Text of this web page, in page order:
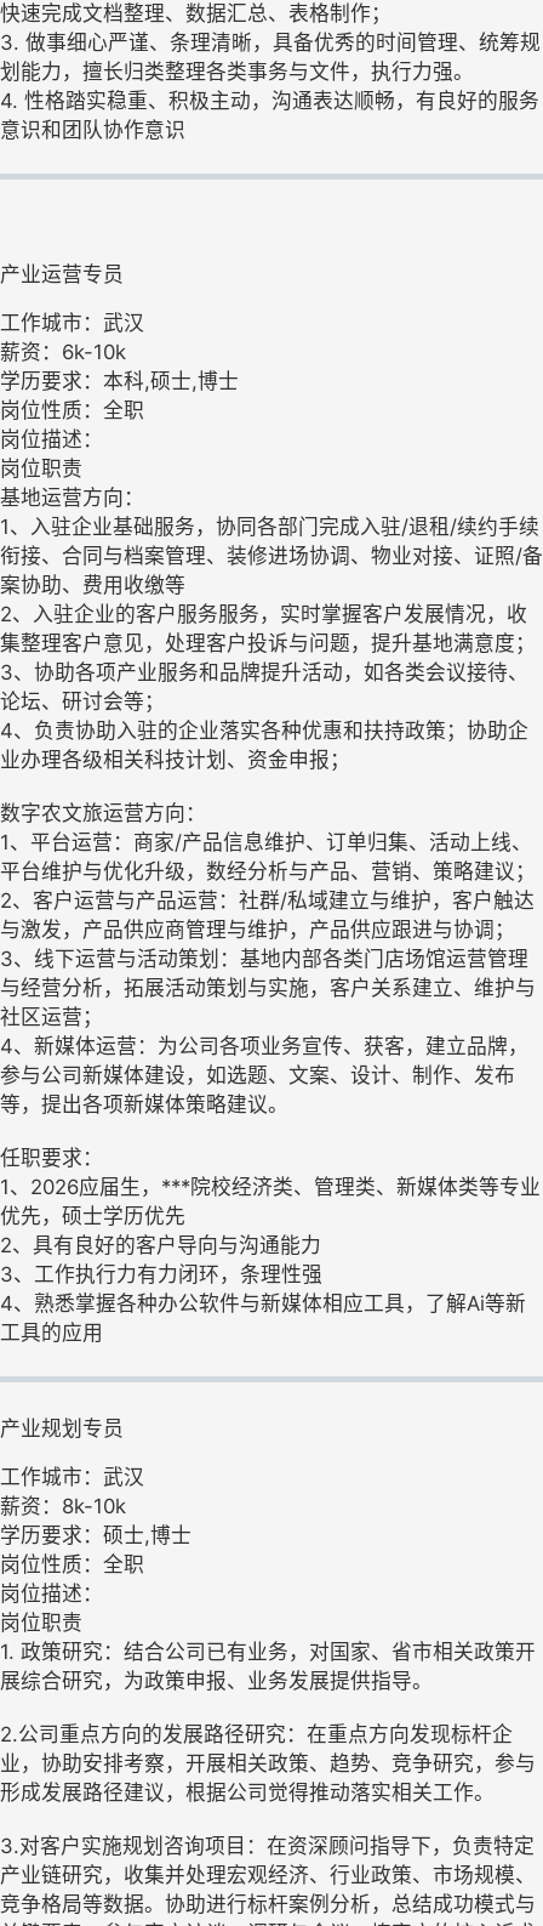
快速完成文档整理、数据汇总、表格制作；
3. 做事细心严谨、条理清晰，具备优秀的时间管理、统筹规
划能力，擅长归类整理各类事务与文件，执行力强。
4. 性格踏实稳重、积极主动，沟通表达顺畅，有良好的服务
意识和团队协作意识
产业运营专员
工作城市：武汉
薪资：6k-10k
学历要求：本科,硕士,博士
岗位性质：全职
岗位描述：
岗位职责
基地运营方向：
1、入驻企业基础服务，协同各部门完成入驻/退租/续约手续
衔接、合同与档案管理、装修进场协调、物业对接、证照/备
案协助、费用收缴等
2、入驻企业的客户服务服务，实时掌握客户发展情况，收
集整理客户意见，处理客户投诉与问题，提升基地满意度；
3、协助各项产业服务和品牌提升活动，如各类会议接待、
论坛、研讨会等；
4、负责协助入驻的企业落实各种优惠和扶持政策；协助企
业办理各级相关科技计划、资金申报；
数字农文旅运营方向：
1、平台运营：商家/产品信息维护、订单归集、活动上线、
平台维护与优化升级，数经分析与产品、营销、策略建议；
2、客户运营与产品运营：社群/私域建立与维护，客户触达
与激发，产品供应商管理与维护，产品供应跟进与协调；
3、线下运营与活动策划：基地内部各类门店场馆运营管理
与经营分析，拓展活动策划与实施，客户关系建立、维护与
社区运营；
4、新媒体运营：为公司各项业务宣传、获客，建立品牌，
参与公司新媒体建设，如选题、文案、设计、制作、发布
等，提出各项新媒体策略建议。
任职要求：
1、2026应届生，***院校经济类、管理类、新媒体类等专业
优先，硕士学历优先
2、具有良好的客户导向与沟通能力
3、工作执行力有力闭环，条理性强
4、熟悉掌握各种办公软件与新媒体相应工具，了解Ai等新
工具的应用
产业规划专员
工作城市：武汉
薪资：8k-10k
学历要求：硕士,博士
岗位性质：全职
岗位描述：
岗位职责
1. 政策研究：结合公司已有业务，对国家、省市相关政策开
展综合研究，为政策申报、业务发展提供指导。
2.公司重点方向的发展路径研究：在重点方向发现标杆企
业，协助安排考察，开展相关政策、趋势、竞争研究，参与
形成发展路径建议，根据公司觉得推动落实相关工作。
3.对客户实施规划咨询项目：在资深顾问指导下，负责特定
产业链研究，收集并处理宏观经济、行业政策、市场规模、
竞争格局等数据。协助进行标杆案例分析，总结成功模式与